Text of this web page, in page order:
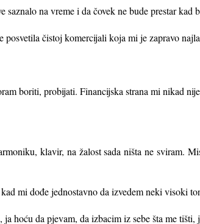
na vreme i da čovek ne bude prestar kad
čistoj komercijali koja mi je zapravo
boriti, probijati. Financijska strana mi nikad
klavir, na žalost sada ništa ne sviram.
mi dođe jednostavno da izvedem neki visoki
hoću da pjevam, da izbacim iz sebe šta me tišti,